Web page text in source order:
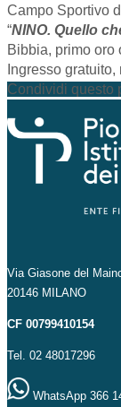
Campo Sportivo
“NINO. Quello
Bibbia, primo
Ingresso
Condividi questo
Via Giasone del
20146 MILANO
CF 00799410154
Tel. 02 48017296
WhatsApp 366